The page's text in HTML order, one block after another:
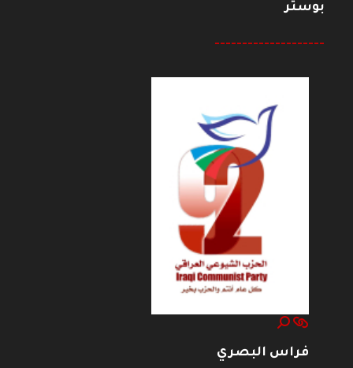
بوستر
--------------------
فراس البصري